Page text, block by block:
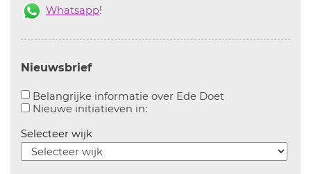
Whatsapp!
Nieuwsbrief
Belangrijke informatie over Ede Doet
Nieuwe initiatieven in:Aanvinken om informatie over
Selecteer wijk